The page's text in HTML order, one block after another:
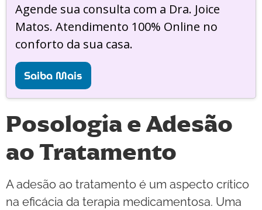
Agende sua consulta com a Dra. Joice
Matos. Atendimento 100% Online no
conforto da sua casa.
Saiba Mais
Posologia e Adesão
ao Tratamento
A adesão ao tratamento é um aspecto crítico
na eficácia da terapia medicamentosa. Uma